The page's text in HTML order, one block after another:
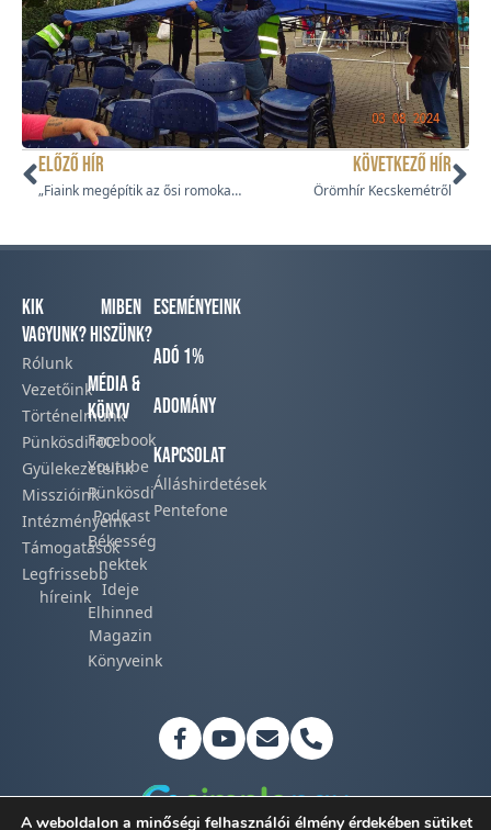
ELŐZŐ HÍR
„Fiaink megépítik az ősi romokat” – missziós hetek Hajdúsámsonban
KÖVETKEZŐ HÍR
Örömhír Kecskemétről
Kik
vagyunk?
Rólunk
Vezetőink
Történelmünk​
Pünkösdi100
Gyülekezeteink​
Misszióink​
Intézményeink
Támogatások
Legfrissebb
híreink​
Miben
hiszünk?
Média &
Könyv
Facebook​
Youtube
Pünkösdi
Podcast​
Békesség
nektek
Ideje
Elhinned
Magazin
Könyveink
Eseményeink
Adó 1%
Adomány
Kapcsolat
Álláshirdetések
Pentefone
A weboldalon a minőségi felhasználói élmény érdekében sütiket